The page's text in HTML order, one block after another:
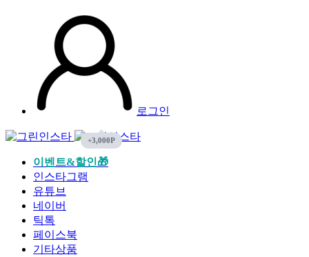
로그인
이벤트&할인🎁
인스타그램
유튜브
네이버
틱톡
페이스북
기타상품